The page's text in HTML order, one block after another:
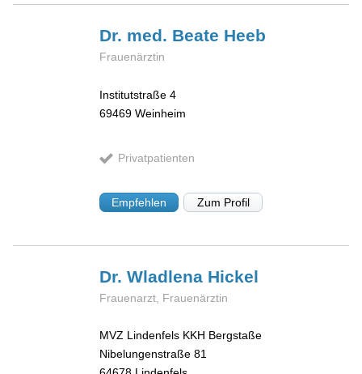
Dr. med. Beate Heeb
Frauenärztin
Institutstraße 4
69469 Weinheim
Privatpatienten
Empfehlen Zum Profil
Dr. Wladlena Hickel
Frauenarzt, Frauenärztin
MVZ Lindenfels KKH Bergstaße
Nibelungenstraße 81